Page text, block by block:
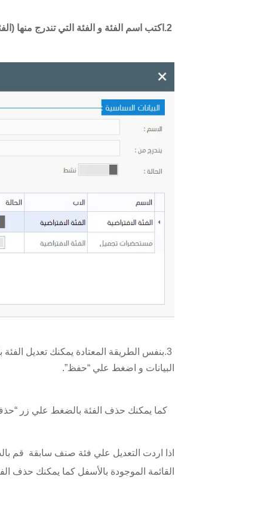
3.بنفس الطريقة المعتادة يمكنك تعديل
البيانات و اضغط علي “حفظ”.
كما يمكنك حذف الفئة بالضغط علي زر
اذا اردت التعديل علي فئة صنف سابقة قم
القائمة الموجودة بالأسفل كما يمكنك حذف